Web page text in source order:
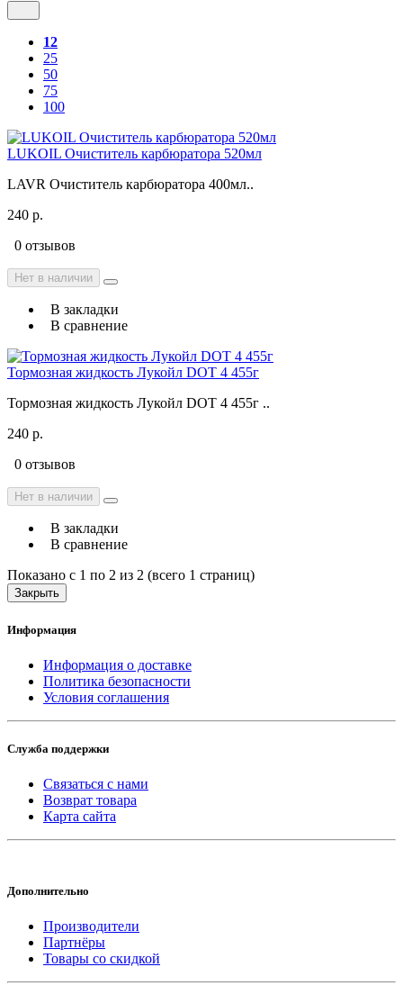
12
25
50
75
100
LUKOIL Очиститель карбюратора 520мл
LAVR Очиститель карбюратора 400мл..
240 р.
0 отзывов
Нет в наличии
В закладки
В сравнение
Тормозная жидкость Лукойл DOT 4 455г
Тормозная жидкость Лукойл DOT 4 455г ..
240 р.
0 отзывов
Нет в наличии
В закладки
В сравнение
Показано с 1 по 2 из 2 (всего 1 страниц)
Закрыть
Информация
Информация о доставке
Политика безопасности
Условия соглашения
Служба поддержки
Связаться с нами
Возврат товара
Карта сайта
Дополнительно
Производители
Партнёры
Товары со скидкой